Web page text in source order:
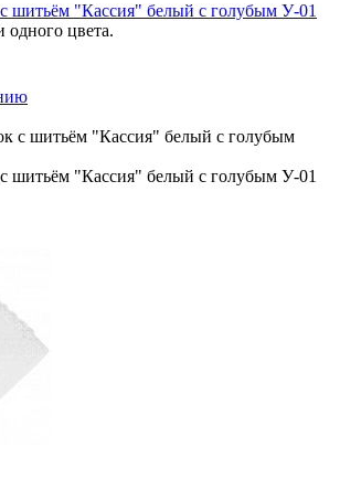
шитьём "Кассия" белый с голубым У-01
одного цвета.
шитьём "Кассия" белый с голубым У-01